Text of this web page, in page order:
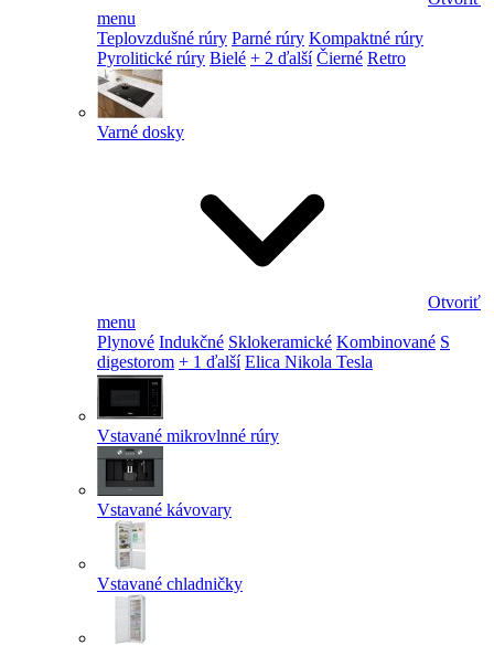
menu
Teplovzdušné rúry Parné rúry Kompaktné rúry
Pyrolitické rúry Bielé + 2 ďalší Čierné Retro
Varné dosky
Otvoriť
menu
Plynové Indukčné Sklokeramické Kombinované S
digestorom + 1 ďalší Elica Nikola Tesla
Vstavané mikrovlnné rúry
Vstavané kávovary
Vstavané chladničky